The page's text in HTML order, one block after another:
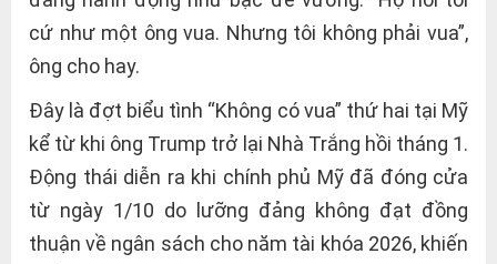
cứ như một ông vua. Nhưng tôi không phải vua”,
ông cho hay.
Đây là đợt biểu tình “Không có vua” thứ hai tại Mỹ
kể từ khi ông Trump trở lại Nhà Trắng hồi tháng 1.
Động thái diễn ra khi chính phủ Mỹ đã đóng cửa
từ ngày 1/10 do lưỡng đảng không đạt đồng
thuận về ngân sách cho năm tài khóa 2026, khiến